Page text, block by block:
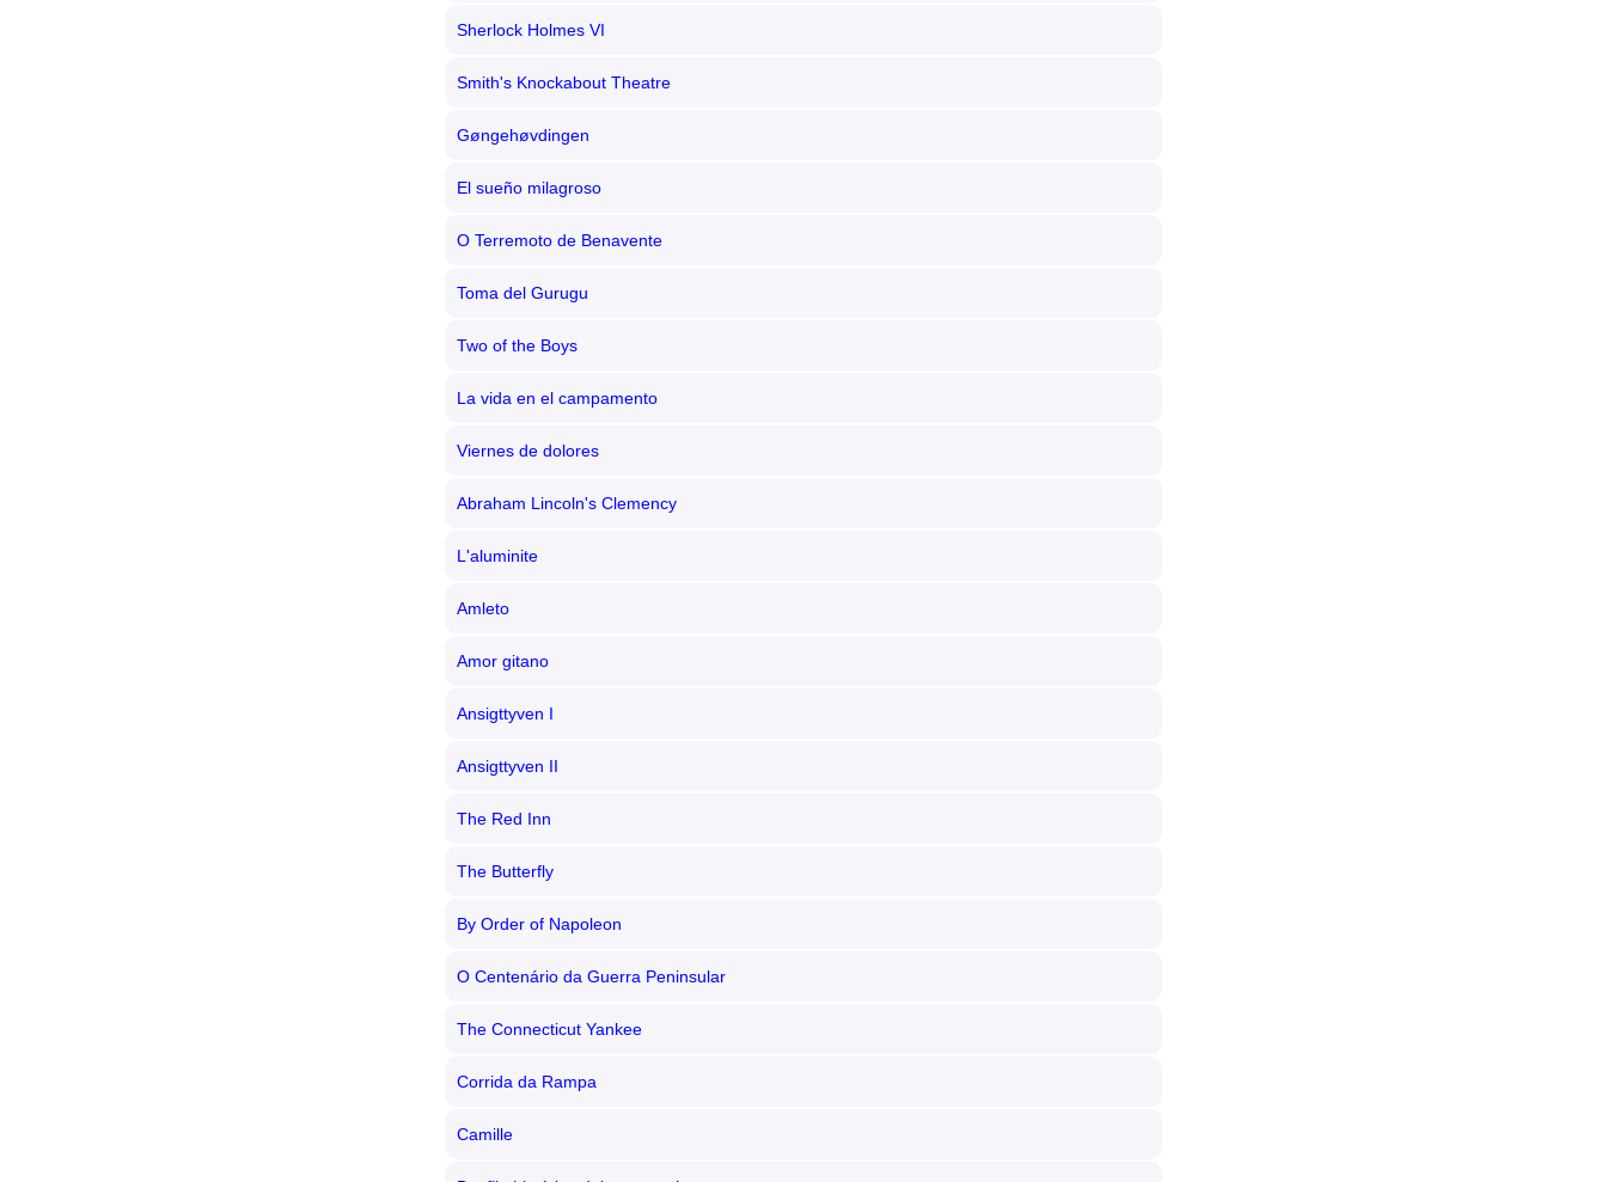
Sherlock Holmes VI
Smith's Knockabout Theatre
Gøngehøvdingen
El sueño milagroso
O Terremoto de Benavente
Toma del Gurugu
Two of the Boys
La vida en el campamento
Viernes de dolores
Abraham Lincoln's Clemency
L'aluminite
Amleto
Amor gitano
Ansigttyven I
Ansigttyven II
The Red Inn
The Butterfly
By Order of Napoleon
O Centenário da Guerra Peninsular
The Connecticut Yankee
Corrida da Rampa
Camille